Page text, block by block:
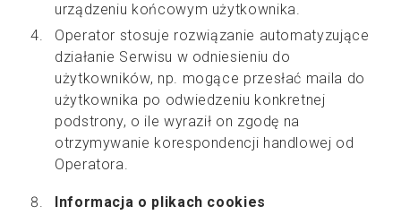
urządzeniu końcowym użytkownika.
Operator stosuje rozwiązanie automatyzujące
działanie Serwisu w odniesieniu do
użytkowników, np. mogące przesłać maila do
użytkownika po odwiedzeniu konkretnej
podstrony, o ile wyraził on zgodę na
otrzymywanie korespondencji handlowej od
Operatora.
Informacja o plikach cookies